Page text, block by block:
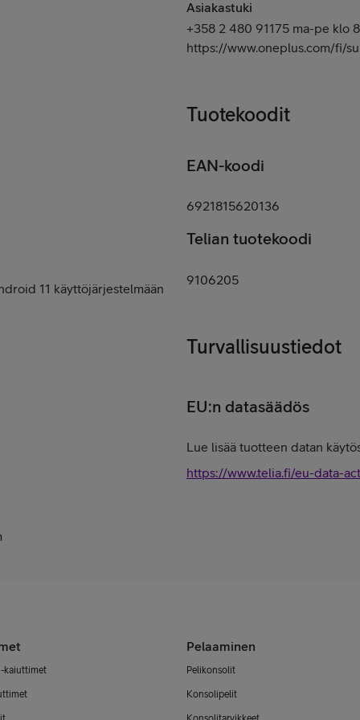
11 käyttöjärjestelmään
Asiakastuki
+358 2 480 91175 ma-pe klo
https://www.oneplus.com/fi/
Tuotekoodit
EAN-koodi
6921815620136
Telian tuotekoodi
9106205
Turvallisuustiedot
EU:n datasäädös
Lue lisää tuotteen datan
https://www.telia.fi/eu-data-act
kaiuttimet
Pelaaminen
Pelikonsolit
Konsolipelit